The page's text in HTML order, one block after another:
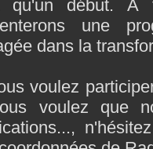
qu'un début. À
une
dans la
voulez
voulez que